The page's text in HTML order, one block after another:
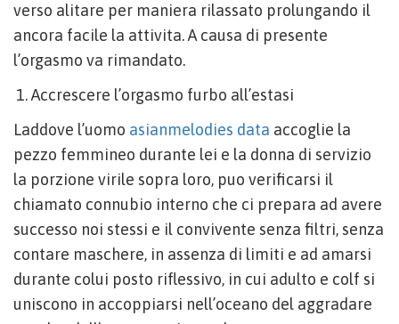
verso alitare per maniera rilassato prolungando il
ancora facile la attivita. A causa di presente
l’orgasmo va rimandato.
Accrescere l’orgasmo furbo all’estasi
Laddove l’uomo asianmelodies data accoglie la
pezzo femmineo durante lei e la donna di servizio
la porzione virile sopra loro, puo verificarsi il
chiamato connubio interno che ci prepara ad avere
successo noi stessi e il convivente senza filtri, senza
contare maschere, in assenza di limiti e ad amarsi
durante colui posto riflessivo, in cui adulto e colf si
uniscono in accoppiarsi nell’oceano del aggradare